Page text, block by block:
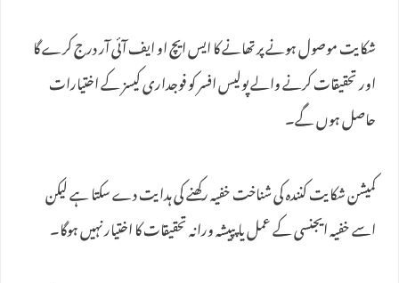
شکایت موصول ہونے پر تھانے کا ایس ایچ او ایف آئی آر درج کرے گا
اور تحقیقات کرنے والے پولیس افسر کو فوجداری کیسز کے اختیارات
حاصل ہوں گے۔
کمیشن شکایت کنندہ کی شناخت خفیہ رکھنے کی ہدایت دے سکتا ہے لیکن
اسے خفیہ ایجنسی کے عمل یا پپیشہ ورانہ تحقیقات کا اختیار نہیں ہوگا۔